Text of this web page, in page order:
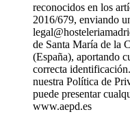
reconocidos en los
2016/679, enviando
de Santa María de la
(España), aportando
correcta
nuestra Política de
puede presentar
www.aepd.es